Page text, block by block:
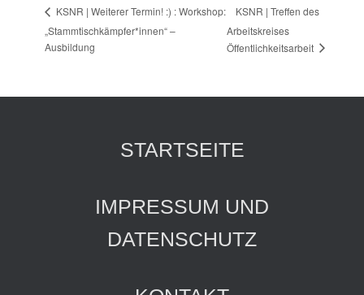
KSNR | Weiterer Termin! :) : Workshop:
„Stammtischkämpfer*innen“ –
Ausbildung
KSNR | Treffen des
Arbeitskreises
Öffentlichkeitsarbeit
STARTSEITE
IMPRESSUM UND
DATENSCHUTZ